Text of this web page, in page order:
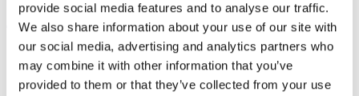
provide social media features and to analyse our traffic.
We also share information about your use of our site with
our social media, advertising and analytics partners who
may combine it with other information that you’ve
provided to them or that they’ve collected from your use
Anderen kochten ook